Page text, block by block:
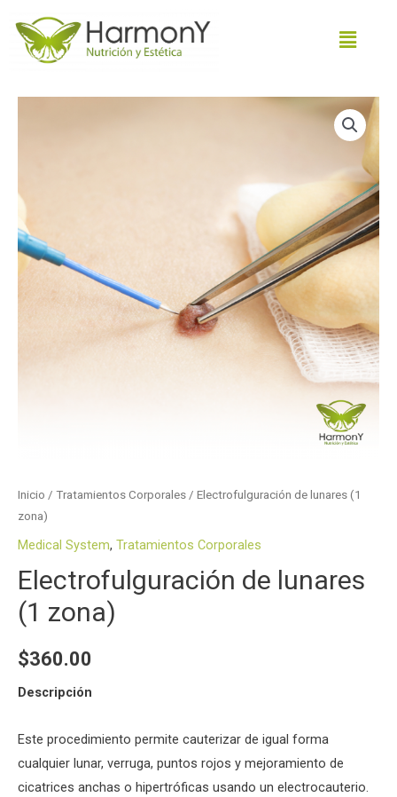
Inicio / Tratamientos Corporales / Electrofulguración de lunares (1
zona)
Medical System, Tratamientos Corporales
Electrofulguración de lunares
(1 zona)
$360.00
Descripción
Este procedimiento permite cauterizar de igual forma
cualquier lunar, verruga, puntos rojos y mejoramiento de
cicatrices anchas o hipertróficas usando un electrocauterio.